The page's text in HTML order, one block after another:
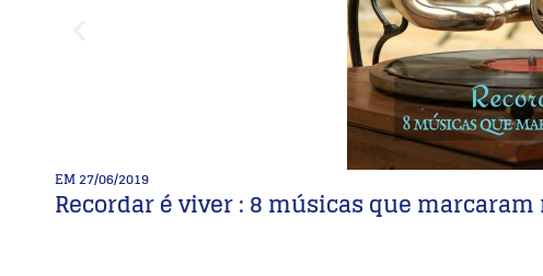
EM27/06/2019
Recordar é viver : 8 músicas que marcaram